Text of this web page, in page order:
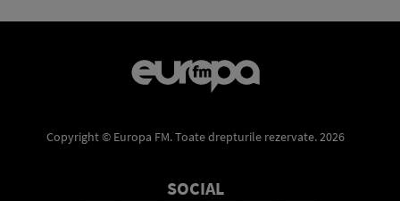
Copyright © Europa FM. Toate drepturile rezervate. 2026
SOCIAL